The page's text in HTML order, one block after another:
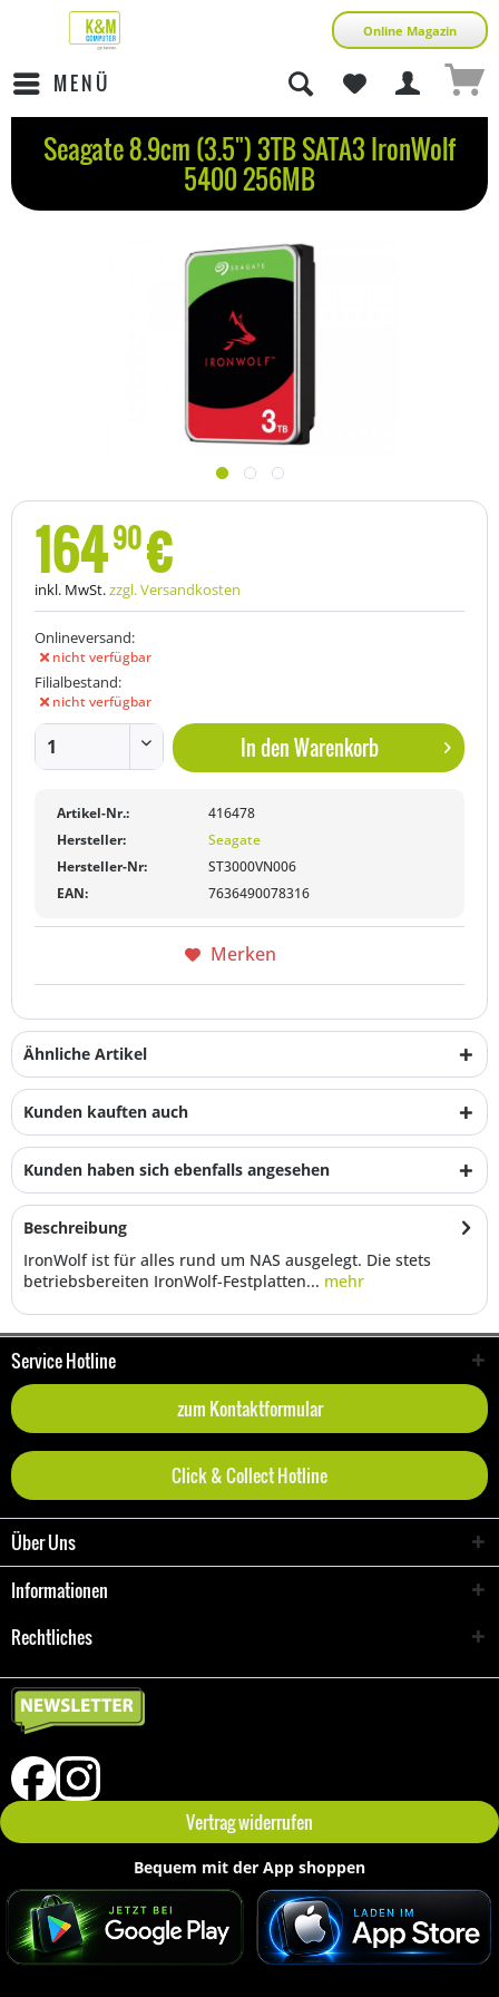
Online Magazin
MENÜ
Seagate 8.9cm (3.5") 3TB SATA3 IronWolf
5400 256MB
16490€
inkl. MwSt.zzgl. Versandkosten
Onlineversand:
nicht verfügbar
Filialbestand:
nicht verfügbar
In denWarenkorb
Artikel-Nr.:
416478
Hersteller:
Seagate
Hersteller-Nr:
ST3000VN006
EAN:
7636490078316
Merken
Ähnliche Artikel
Kunden kauften auch
Kunden haben sich ebenfalls angesehen
Beschreibung
IronWolf ist für alles rund um NAS ausgelegt. Die stets
betriebsbereiten IronWolf-Festplatten... mehr
Service Hotline
zum Kontaktformular
Click & Collect Hotline
Über Uns
Informationen
Rechtliches
Vertrag widerrufen
Bequem mit der App shoppen